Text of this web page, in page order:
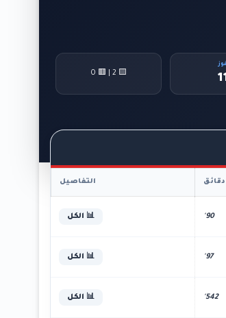
فوز
🟨 2 | 🟥 0
دقائق التفاصيل
90' 📊 الكل
97' 📊 الكل
542' 📊 الكل